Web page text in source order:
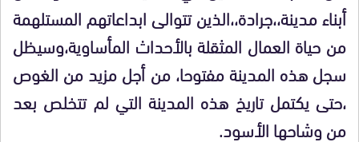
أبناء مدينة،،جرادة،،الذين تتوالى ابداعاتهم المستلهمة
من حياة العمال المثقلة بالأحداث المأساوية،وسيظل
سجل هذه المدينة مفتوحا، من أجل مزيد من الغوص
،حتى يكتمل تاريخ هذه المدينة التي لم تتخلص بعد
من وشاحها الأسود.